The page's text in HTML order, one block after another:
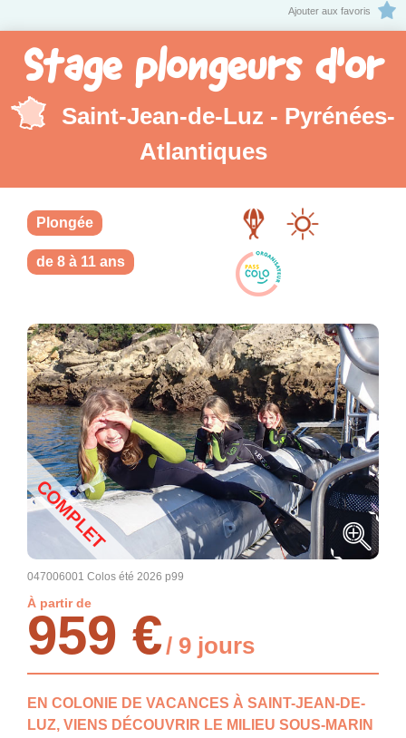
Ajouter aux favoris
Stage plongeurs d'or
Saint-Jean-de-Luz - Pyrénées-
Atlantiques
Plongée
de 8 à 11 ans
COMPLET
047006001 Colos été 2026 p99
À partir de
959 €/ 9 jours
EN COLONIE DE VACANCES À SAINT-JEAN-DE-
LUZ, VIENS DÉCOUVRIR LE MILIEU SOUS-MARIN